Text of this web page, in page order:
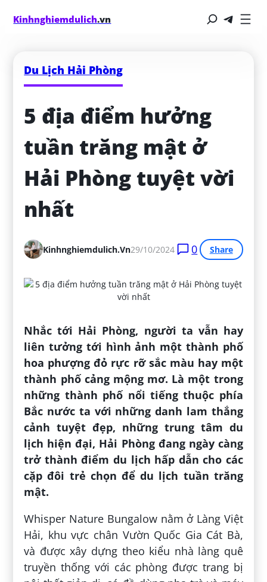
Kinhnghiemdulich.vn
Du Lịch Hải Phòng
5 địa điểm hưởng
tuần trăng mật ở
Hải Phòng tuyệt vời
nhất
Kinhnghiemdulich.vn29/10/2024 0 Share
Nhắc tới Hải Phòng, người ta vẫn hay
liên tưởng tới hình ảnh một thành phố
hoa phượng đỏ rực rỡ sắc màu hay một
thành phố cảng mộng mơ. Là một trong
những thành phố nổi tiếng thuộc phía
Bắc nước ta với những danh lam thắng
cảnh tuyệt đẹp, những trung tâm du
lịch hiện đại, Hải Phòng đang ngày càng
trở thành điểm du lịch hấp dẫn cho các
cặp đôi trẻ chọn để du lịch tuần trăng
mật.
Whisper Nature Bungalow nằm ở Làng Việt
Hải, khu vực chân Vườn Quốc Gia Cát Bà,
và được xây dựng theo kiểu nhà làng quê
truyền thống với các phòng được trang bị